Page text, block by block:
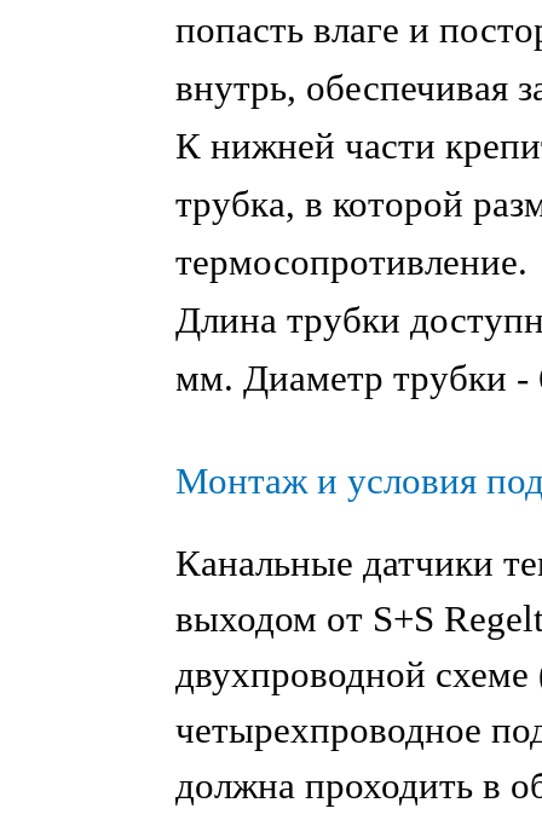
попасть влаге и
внутрь, обеспечивая
К нижней части
трубка, в которой
термосопротивление.
Длина трубки
мм. Диаметр трубки
Монтаж и условия
Канальные датчики
выходом от S+S
двухпроводной
четырехпроводное
должна проходить в